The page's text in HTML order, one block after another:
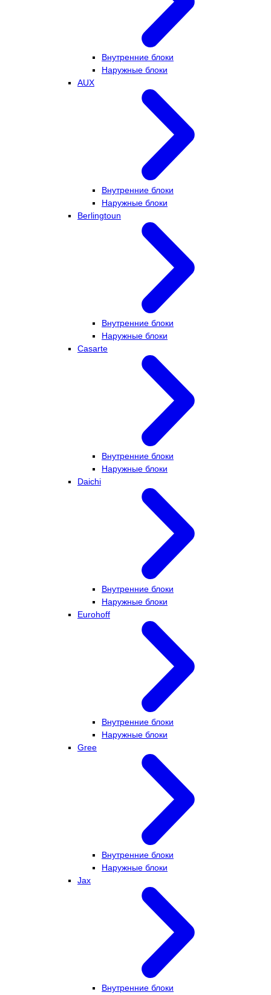
Внутренние блоки
Наружные блоки
AUX
Внутренние блоки
Наружные блоки
Berlingtoun
Внутренние блоки
Наружные блоки
Casarte
Внутренние блоки
Наружные блоки
Daichi
Внутренние блоки
Наружные блоки
Eurohoff
Внутренние блоки
Наружные блоки
Gree
Внутренние блоки
Наружные блоки
Jax
Внутренние блоки